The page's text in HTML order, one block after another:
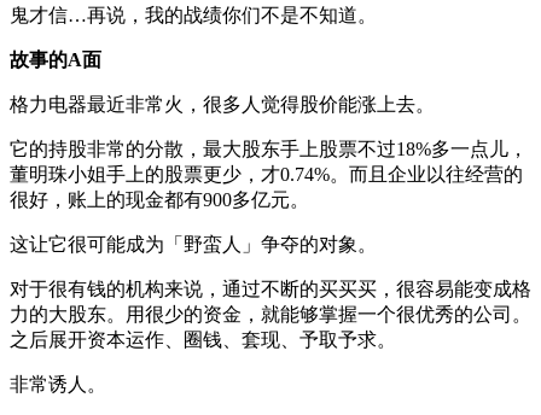
鬼才信…再说，我的战绩你们不是不知道。
故事的A面
格力电器最近非常火，很多人觉得股价能涨上去。
它的持股非常的分散，最大股东手上股票不过18%多一点儿，
董明珠小姐手上的股票更少，才0.74%。而且企业以往经营的
很好，账上的现金都有900多亿元。
这让它很可能成为「野蛮人」争夺的对象。
对于很有钱的机构来说，通过不断的买买买，很容易能变成格
力的大股东。用很少的资金，就能够掌握一个很优秀的公司。
之后展开资本运作、圈钱、套现、予取予求。
非常诱人。